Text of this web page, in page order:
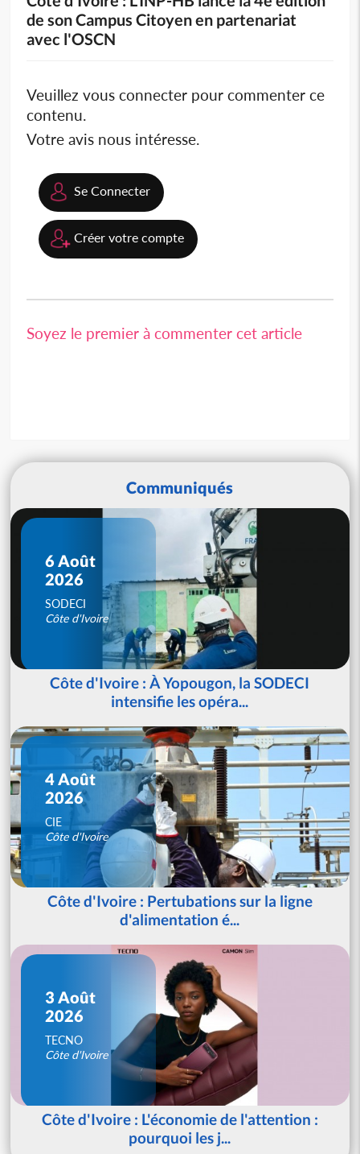
de son Campus Citoyen en partenariat
avec l'OSCN
Veuillez vous connecter pour commenter ce
contenu.
Votre avis nous intéresse.
Se Connecter
Créer votre compte
Soyez le premier à commenter cet article
Communiqués
6 Août
2026
SODECI
Côte d'Ivoire
Côte d'Ivoire : À Yopougon, la SODECI
intensifie les opéra...
4 Août
2026
CIE
Côte d'Ivoire
Côte d'Ivoire : Pertubations sur la ligne
d'alimentation é...
3 Août
2026
TECNO
Côte d'Ivoire
Côte d'Ivoire : L'économie de l'attention :
pourquoi les j...